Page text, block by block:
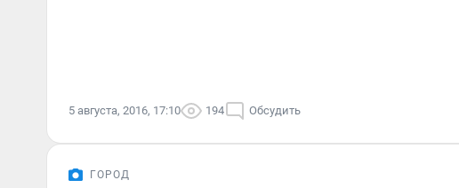
5 августа, 2016, 17:10 194 Обсудить
ГОРОД